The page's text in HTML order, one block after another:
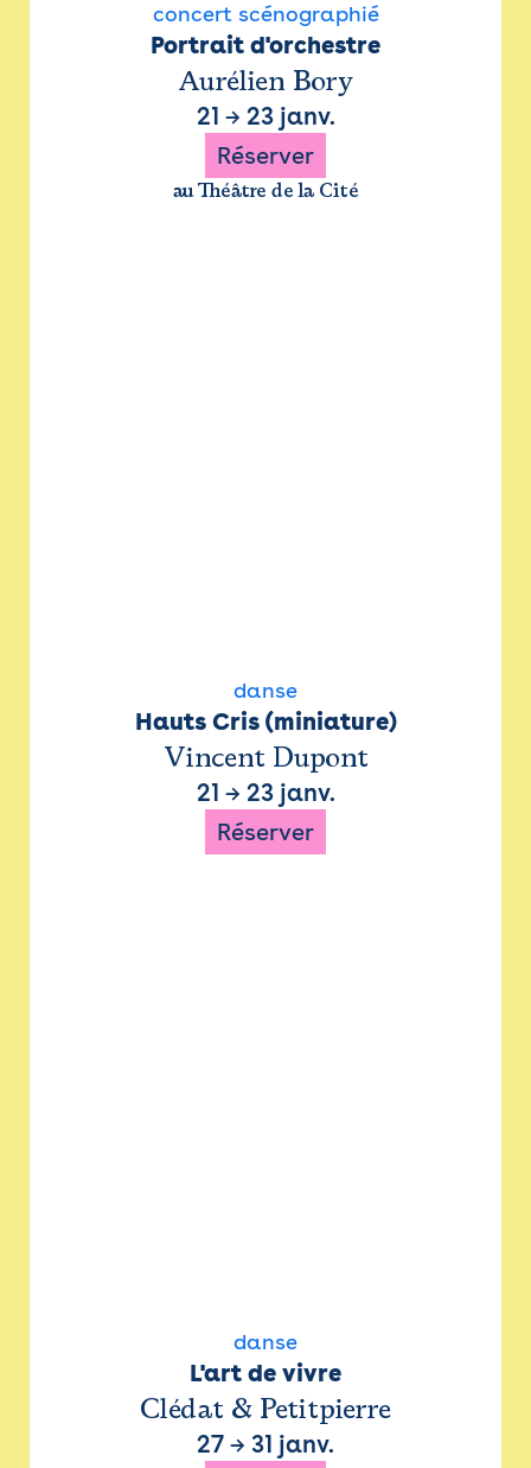
concert scénographié
Portrait d'orchestre
Aurélien Bory
21 → 23 janv.
Réserver
au Théâtre de la Cité
danse
Hauts Cris (miniature)
Vincent Dupont
21 → 23 janv.
Réserver
danse
L'art de vivre
Clédat & Petitpierre
27 → 31 janv.